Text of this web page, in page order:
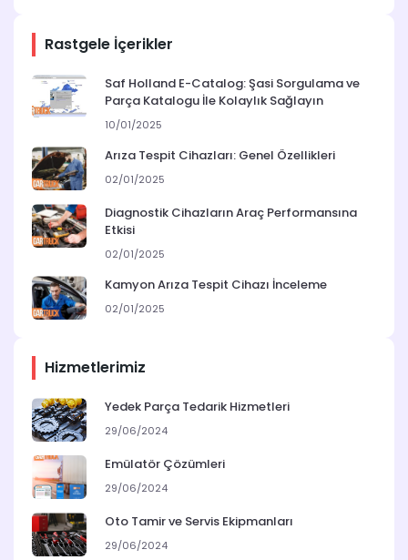
Rastgele İçerikler
Saf Holland E-Catalog: Şasi Sorgulama ve
Parça Katalogu İle Kolaylık Sağlayın
10/01/2025
Arıza Tespit Cihazları: Genel Özellikleri
02/01/2025
Diagnostik Cihazların Araç Performansına
Etkisi
02/01/2025
Kamyon Arıza Tespit Cihazı İnceleme
02/01/2025
Hizmetlerimiz
Yedek Parça Tedarik Hizmetleri
29/06/2024
Emülatör Çözümleri
29/06/2024
Oto Tamir ve Servis Ekipmanları
29/06/2024